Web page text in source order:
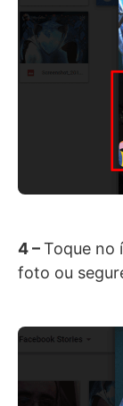
4 –Toque no
foto ou